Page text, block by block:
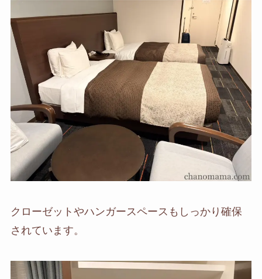
クローゼットやハンガースペースもしっかり確保
されています。